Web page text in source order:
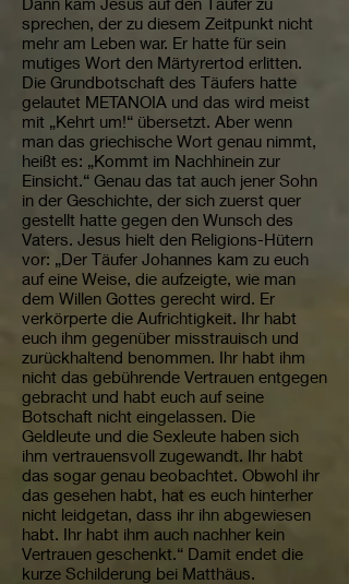
sprechen, der zu diesem Zeitpunkt nicht
mehr am Leben war. Er hatte für sein
mutiges Wort den Märtyrertod erlitten.
Die Grundbotschaft des Täufers hatte
gelautet METANOIA und das wird meist
mit „Kehrt um!“ übersetzt. Aber wenn
man das griechische Wort genau nimmt,
heißt es: „Kommt im Nachhinein zur
Einsicht.“ Genau das tat auch jener Sohn
in der Geschichte, der sich zuerst quer
gestellt hatte gegen den Wunsch des
Vaters. Jesus hielt den Religions-Hütern
vor: „Der Täufer Johannes kam zu euch
auf eine Weise, die aufzeigte, wie man
dem Willen Gottes gerecht wird. Er
verkörperte die Aufrichtigkeit. Ihr habt
euch ihm gegenüber misstrauisch und
zurückhaltend benommen. Ihr habt ihm
nicht das gebührende Vertrauen entgegen
gebracht und habt euch auf seine
Botschaft nicht eingelassen. Die
Geldleute und die Sexleute haben sich
ihm vertrauensvoll zugewandt. Ihr habt
das sogar genau beobachtet. Obwohl ihr
das gesehen habt, hat es euch hinterher
nicht leidgetan, dass ihr ihn abgewiesen
habt. Ihr habt ihm auch nachher kein
Vertrauen geschenkt.“ Damit endet die
kurze Schilderung bei Matthäus.